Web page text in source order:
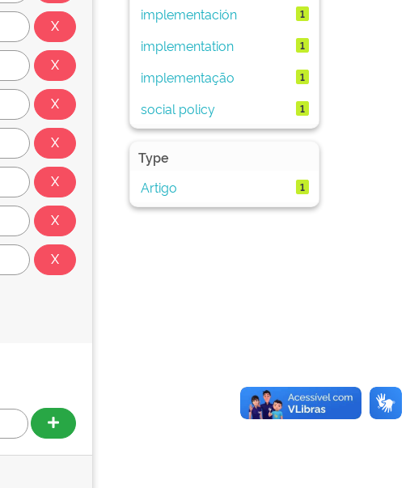
implementación 1
implementation 1
implementação 1
social policy 1
Type
Artigo
1